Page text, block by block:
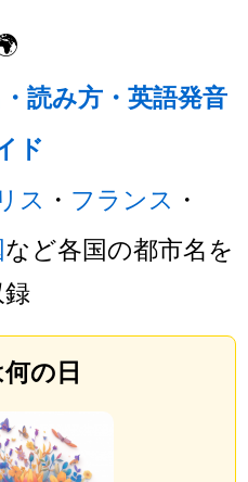
読み方・英語発音
ド
ス ・ フランス ・
など各国の都市名を
の日